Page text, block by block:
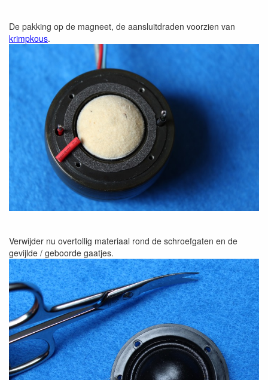
De pakking op de magneet, de aansluitdraden voorzien van
krimpkous.
Verwijder nu overtollig materiaal rond de schroefgaten en de
gevijlde / geboorde gaatjes.